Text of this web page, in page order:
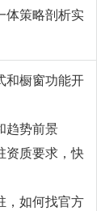
体策略剖析实
和橱窗功能开
趋势前景
资质要求，快
，如何找官方